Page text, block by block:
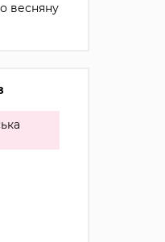
весняну